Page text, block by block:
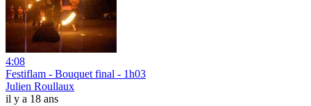
4:08
Festiflam - Bouquet final - 1h03
Julien Roullaux
il y a 18 ans